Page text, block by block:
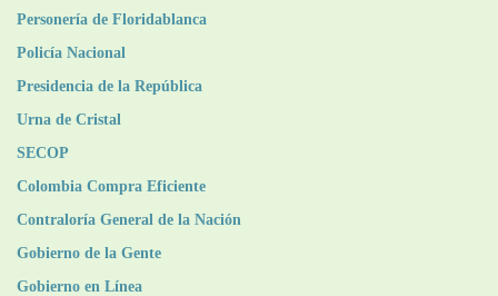
Personería de Floridablanca
Policía Nacional
Presidencia de la República
Urna de Cristal
SECOP
Colombia Compra Eficiente
Contraloría General de la Nación
Gobierno de la Gente
Gobierno en Línea